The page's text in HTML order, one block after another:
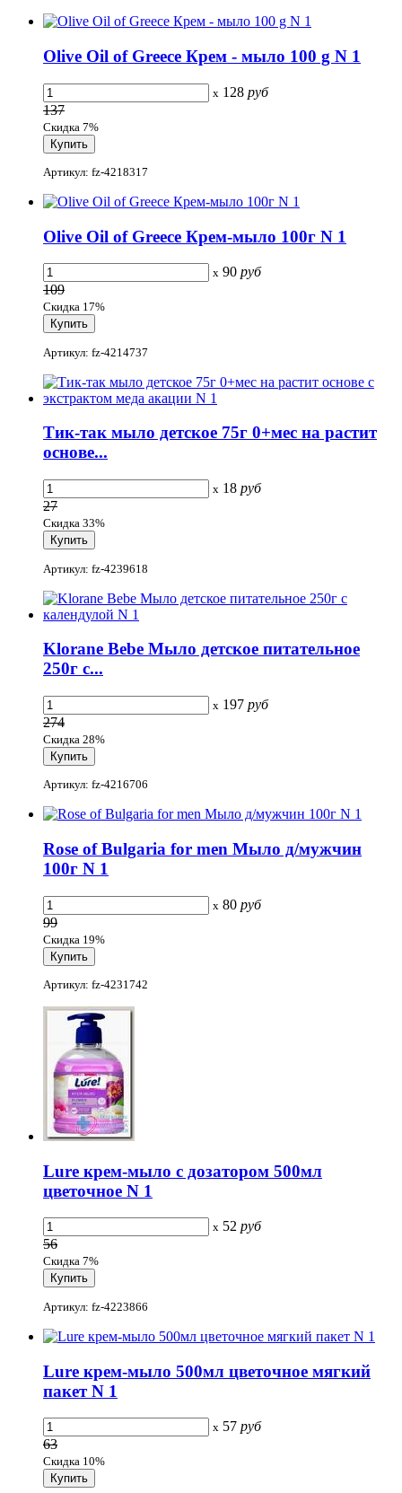
Olive Oil of Greece Крем - мыло 100 g N 1
x 128 руб
137
Скидка 7%
Артикул: fz-4218317
Olive Oil of Greece Крем-мыло 100г N 1
x 90 руб
109
Скидка 17%
Артикул: fz-4214737
Тик-так мыло детское 75г 0+мес на растит
основе...
x 18 руб
27
Скидка 33%
Артикул: fz-4239618
Klorane Bebe Мыло детское питательное
250г с...
x 197 руб
274
Скидка 28%
Артикул: fz-4216706
Rose of Bulgaria for men Мыло д/мужчин
100г N 1
x 80 руб
99
Скидка 19%
Артикул: fz-4231742
Lure крем-мыло с дозатором 500мл
цветочное N 1
x 52 руб
56
Скидка 7%
Артикул: fz-4223866
Lure крем-мыло 500мл цветочное мягкий
пакет N 1
x 57 руб
63
Скидка 10%